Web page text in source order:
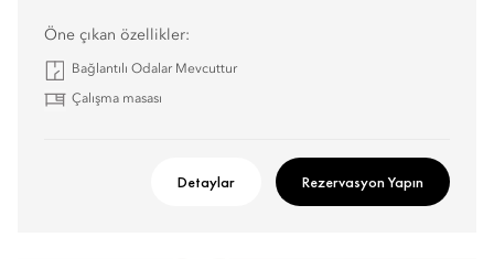
Öne çıkan özellikler:
Bağlantılı Odalar Mevcuttur
Çalışma masası
Detaylar Rezervasyon Yapın